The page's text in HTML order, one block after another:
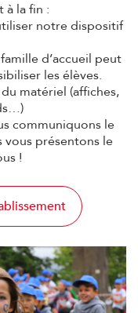
à la fin :
notredispositif
d’accueil peut
les élèves.
matériel (affiches,
communiquons le
présentons le
!